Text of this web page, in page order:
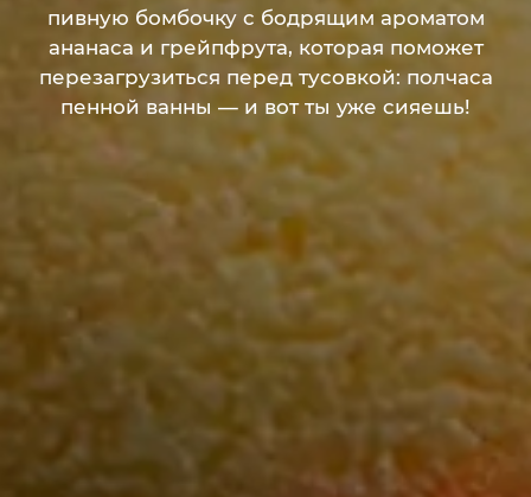
пивную бомбочку с бодрящим ароматом
ананаса и грейпфрута, которая поможет
перезагрузиться перед тусовкой: полчаса
пенной ванны — и вот ты уже сияешь!